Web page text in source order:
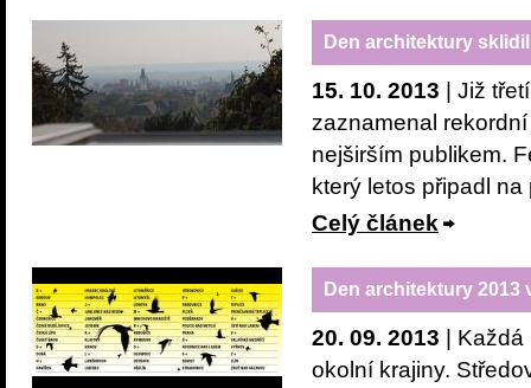
Den architektury
15. 10. 2013 | Již
zaznamenal
nejširším publikem.
který letos připadl
Celý článek
Den architektury 2013
20. 09. 2013 |
okolní krajiny.